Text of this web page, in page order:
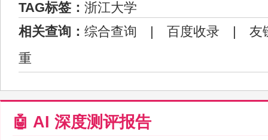
TAG标签： 浙江大学
相关查询： 综合查询 | 百度收录 | 友
重
🤖 AI 深度测评报告